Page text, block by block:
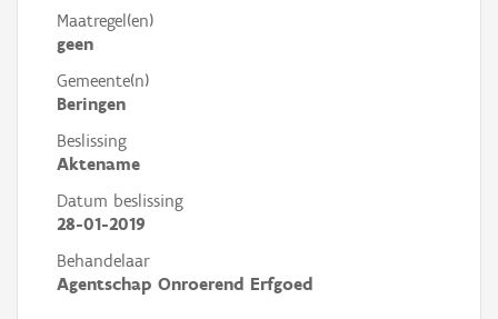
Maatregel(en)
geen
Gemeente(n)
Beringen
Beslissing
Aktename
Datum beslissing
28-01-2019
Behandelaar
Agentschap Onroerend Erfgoed